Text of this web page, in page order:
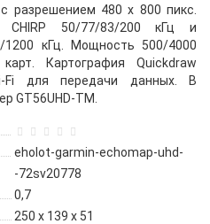
разрешением 480 х 800 пикс.
CHIRP 50/77/83/200 кГц и
1200 кГц. Мощность 500/4000
Картография Quickdraw
Fi для передачи данных. В
GT56UHD-TM.
eholot-garmin-echomap-uhd-
-72sv20778
0,7
250 x 139 x 51